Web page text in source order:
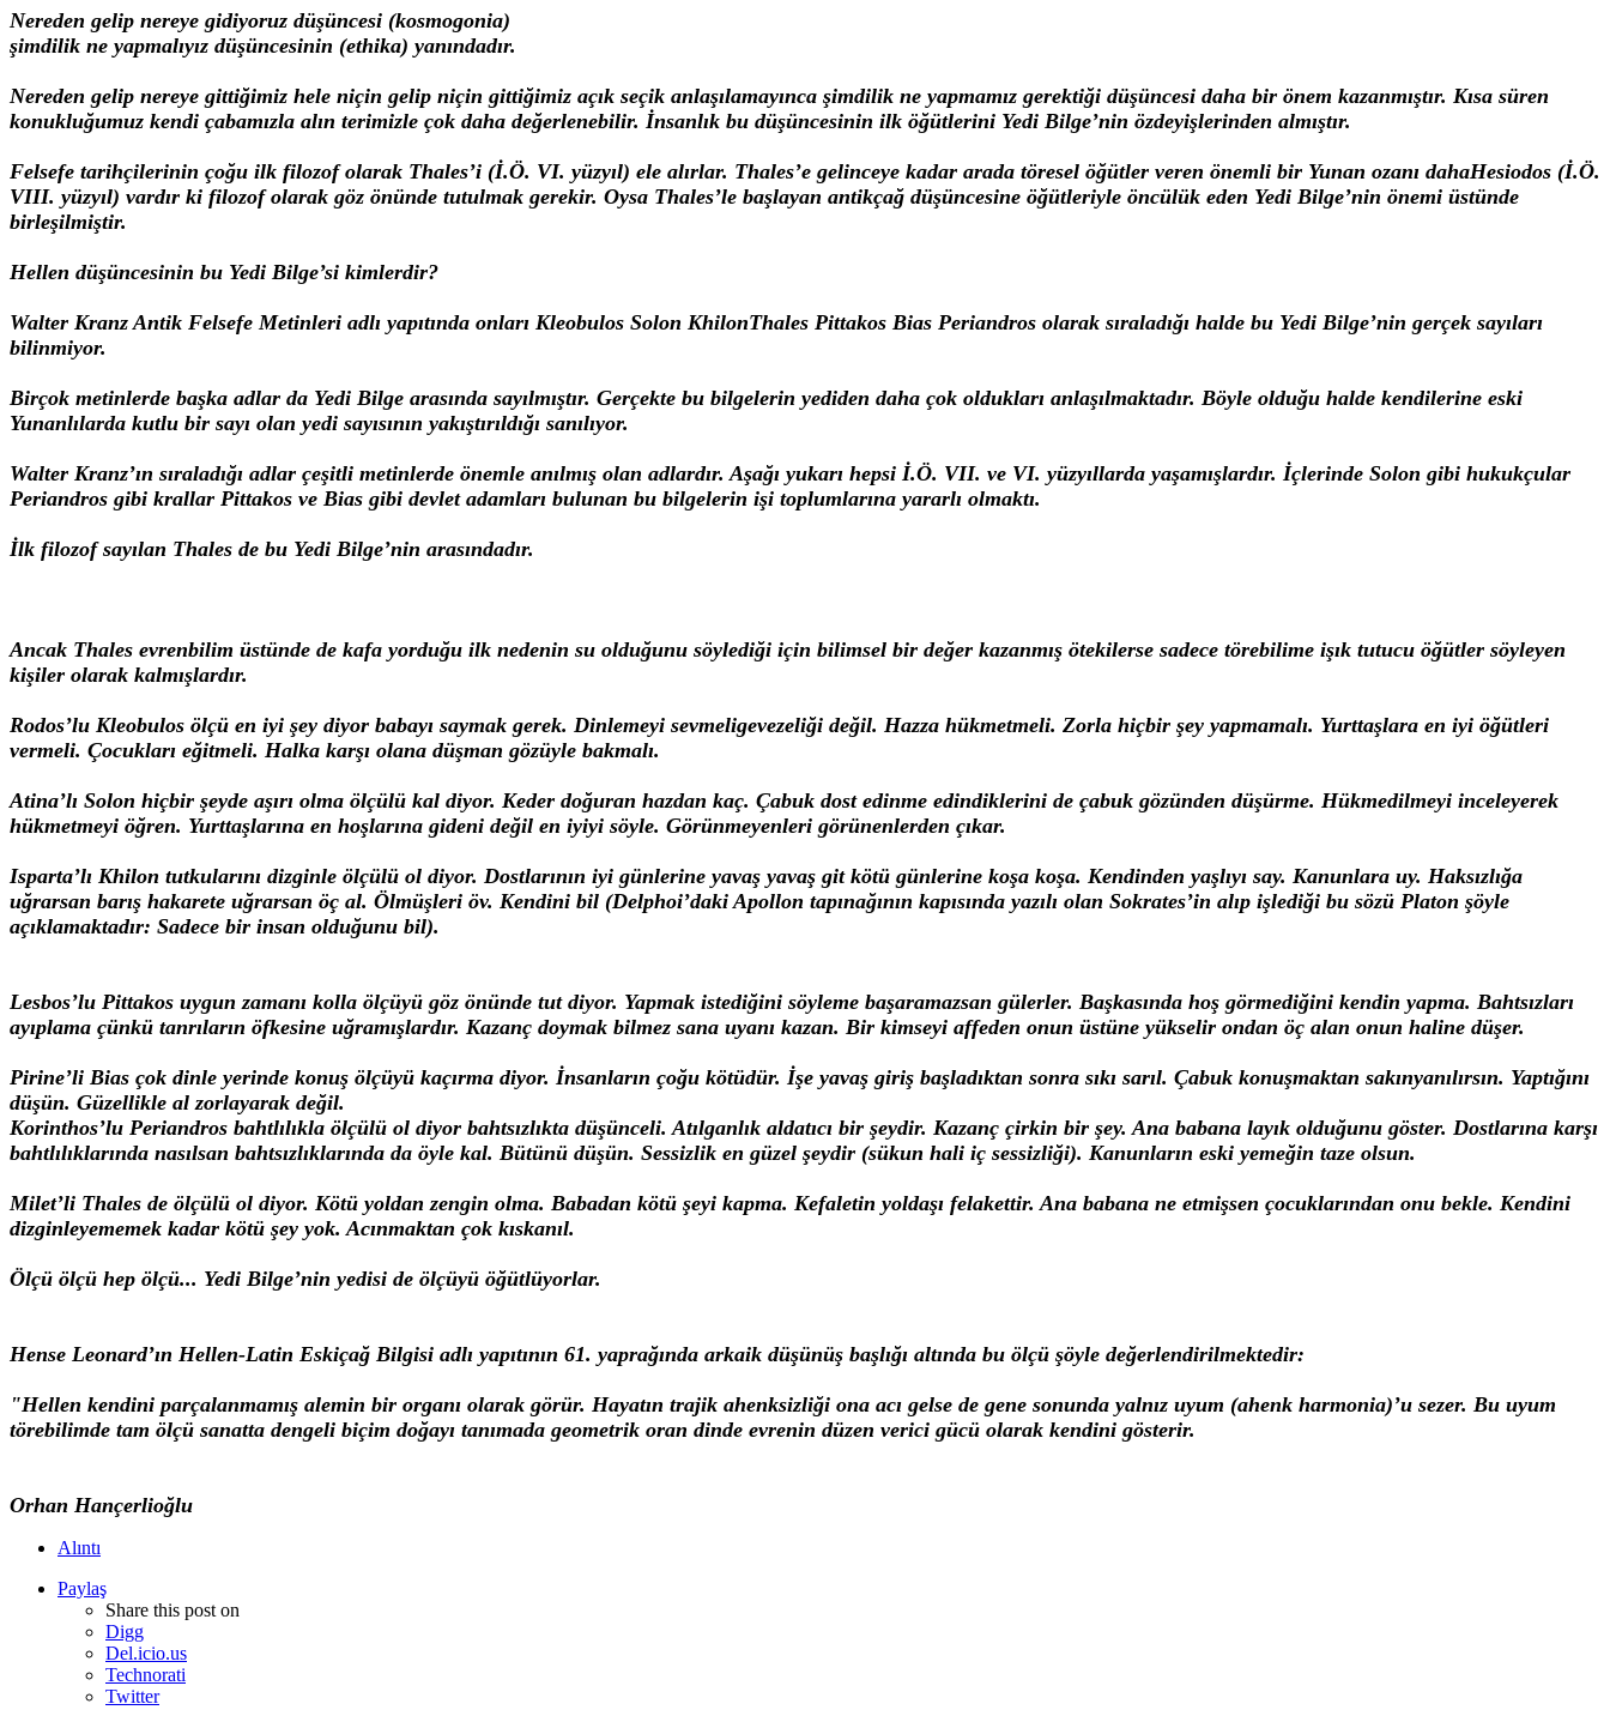
Nereden gelip nereye gidiyoruz düşüncesi (kosmogonia)
şimdilik ne yapmalıyız düşüncesinin (ethika) yanındadır.
Nereden gelip nereye gittiğimiz hele niçin gelip niçin gittiğimiz açık seçik anlaşılamayınca şimdilik ne yapmamız gerektiği düşüncesi daha bir önem kazanmıştır. Kısa süren
konukluğumuz kendi çabamızla alın terimizle çok daha değerlenebilir. İnsanlık bu düşüncesinin ilk öğütlerini Yedi Bilge’nin özdeyişlerinden almıştır.
Felsefe tarihçilerinin çoğu ilk filozof olarak Thales’i (İ.Ö. VI. yüzyıl) ele alırlar. Thales’e gelinceye kadar arada töresel öğütler veren önemli bir Yunan ozanı dahaHesiodos (İ.Ö.
VIII. yüzyıl) vardır ki filozof olarak göz önünde tutulmak gerekir. Oysa Thales’le başlayan antikçağ düşüncesine öğütleriyle öncülük eden Yedi Bilge’nin önemi üstünde
birleşilmiştir.
Hellen düşüncesinin bu Yedi Bilge’si kimlerdir?
Walter Kranz Antik Felsefe Metinleri adlı yapıtında onları Kleobulos Solon KhilonThales Pittakos Bias Periandros olarak sıraladığı halde bu Yedi Bilge’nin gerçek sayıları
bilinmiyor.
Birçok metinlerde başka adlar da Yedi Bilge arasında sayılmıştır. Gerçekte bu bilgelerin yediden daha çok oldukları anlaşılmaktadır. Böyle olduğu halde kendilerine eski
Yunanlılarda kutlu bir sayı olan yedi sayısının yakıştırıldığı sanılıyor.
Walter Kranz’ın sıraladığı adlar çeşitli metinlerde önemle anılmış olan adlardır. Aşağı yukarı hepsi İ.Ö. VII. ve VI. yüzyıllarda yaşamışlardır. İçlerinde Solon gibi hukukçular
Periandros gibi krallar Pittakos ve Bias gibi devlet adamları bulunan bu bilgelerin işi toplumlarına yararlı olmaktı.
İlk filozof sayılan Thales de bu Yedi Bilge’nin arasındadır.
Ancak Thales evrenbilim üstünde de kafa yorduğu ilk nedenin su olduğunu söylediği için bilimsel bir değer kazanmış ötekilerse sadece törebilime işık tutucu öğütler söyleyen
kişiler olarak kalmışlardır.
Rodos’lu Kleobulos ölçü en iyi şey diyor babayı saymak gerek. Dinlemeyi sevmeligevezeliği değil. Hazza hükmetmeli. Zorla hiçbir şey yapmamalı. Yurttaşlara en iyi öğütleri
vermeli. Çocukları eğitmeli. Halka karşı olana düşman gözüyle bakmalı.
Atina’lı Solon hiçbir şeyde aşırı olma ölçülü kal diyor. Keder doğuran hazdan kaç. Çabuk dost edinme edindiklerini de çabuk gözünden düşürme. Hükmedilmeyi inceleyerek
hükmetmeyi öğren. Yurttaşlarına en hoşlarına gideni değil en iyiyi söyle. Görünmeyenleri görünenlerden çıkar.
Isparta’lı Khilon tutkularını dizginle ölçülü ol diyor. Dostlarının iyi günlerine yavaş yavaş git kötü günlerine koşa koşa. Kendinden yaşlıyı say. Kanunlara uy. Haksızlığa
uğrarsan barış hakarete uğrarsan öç al. Ölmüşleri öv. Kendini bil (Delphoi’daki Apollon tapınağının kapısında yazılı olan Sokrates’in alıp işlediği bu sözü Platon şöyle
açıklamaktadır: Sadece bir insan olduğunu bil).
Lesbos’lu Pittakos uygun zamanı kolla ölçüyü göz önünde tut diyor. Yapmak istediğini söyleme başaramazsan gülerler. Başkasında hoş görmediğini kendin yapma. Bahtsızları
ayıplama çünkü tanrıların öfkesine uğramışlardır. Kazanç doymak bilmez sana uyanı kazan. Bir kimseyi affeden onun üstüne yükselir ondan öç alan onun haline düşer.
Pirine’li Bias çok dinle yerinde konuş ölçüyü kaçırma diyor. İnsanların çoğu kötüdür. İşe yavaş giriş başladıktan sonra sıkı sarıl. Çabuk konuşmaktan sakınyanılırsın. Yaptığını
düşün. Güzellikle al zorlayarak değil.
Korinthos’lu Periandros bahtlılıkla ölçülü ol diyor bahtsızlıkta düşünceli. Atılganlık aldatıcı bir şeydir. Kazanç çirkin bir şey. Ana babana layık olduğunu göster. Dostlarına karşı
bahtlılıklarında nasılsan bahtsızlıklarında da öyle kal. Bütünü düşün. Sessizlik en güzel şeydir (sükun hali iç sessizliği). Kanunların eski yemeğin taze olsun.
Milet’li Thales de ölçülü ol diyor. Kötü yoldan zengin olma. Babadan kötü şeyi kapma. Kefaletin yoldaşı felakettir. Ana babana ne etmişsen çocuklarından onu bekle. Kendini
dizginleyememek kadar kötü şey yok. Acınmaktan çok kıskanıl.
Ölçü ölçü hep ölçü... Yedi Bilge’nin yedisi de ölçüyü öğütlüyorlar.
Hense Leonard’ın Hellen-Latin Eskiçağ Bilgisi adlı yapıtının 61. yaprağında arkaik düşünüş başlığı altında bu ölçü şöyle değerlendirilmektedir:
"Hellen kendini parçalanmamış alemin bir organı olarak görür. Hayatın trajik ahenksizliği ona acı gelse de gene sonunda yalnız uyum (ahenk harmonia)’u sezer. Bu uyum
törebilimde tam ölçü sanatta dengeli biçim doğayı tanımada geometrik oran dinde evrenin düzen verici gücü olarak kendini gösterir.
Orhan Hançerlioğlu
Alıntı
Paylaş
Share this post on
Digg
Del.icio.us
Technorati
Twitter